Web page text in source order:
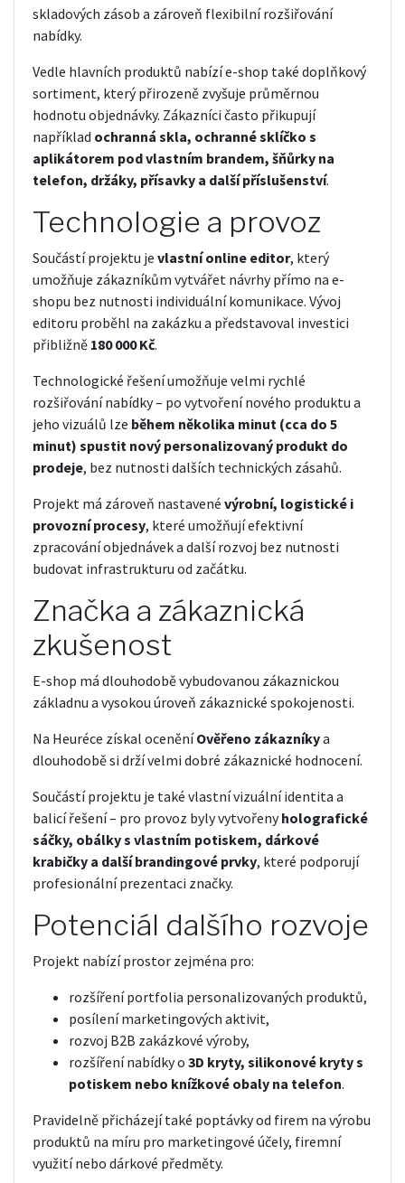
skladových zásob a zároveň flexibilní rozšiřování
nabídky.
Vedle hlavních produktů nabízí e-shop také doplňkový
sortiment, který přirozeně zvyšuje průměrnou
hodnotu objednávky. Zákazníci často přikupují
například ochranná skla, ochranné sklíčko s
aplikátorem pod vlastním brandem, šňůrky na
telefon, držáky, přísavky a další příslušenství.
Technologie a provoz
Součástí projektu je vlastní online editor, který
umožňuje zákazníkům vytvářet návrhy přímo na e-
shopu bez nutnosti individuální komunikace. Vývoj
editoru proběhl na zakázku a představoval investici
přibližně 180 000 Kč.
Technologické řešení umožňuje velmi rychlé
rozšiřování nabídky – po vytvoření nového produktu a
jeho vizuálů lze během několika minut (cca do 5
minut) spustit nový personalizovaný produkt do
prodeje, bez nutnosti dalších technických zásahů.
Projekt má zároveň nastavené výrobní, logistické i
provozní procesy, které umožňují efektivní
zpracování objednávek a další rozvoj bez nutnosti
budovat infrastrukturu od začátku.
Značka a zákaznická
zkušenost
E-shop má dlouhodobě vybudovanou zákaznickou
základnu a vysokou úroveň zákaznické spokojenosti.
Na Heuréce získal oceněníOvěřeno zákazníkya
dlouhodobě si drží velmi dobré zákaznické hodnocení.
Součástí projektu je také vlastní vizuální identita a
balicí řešení – pro provoz byly vytvořenyholografické
sáčky, obálky s vlastním potiskem, dárkové
krabičky a další brandingové prvky, které podporují
profesionální prezentaci značky.
Potenciál dalšího rozvoje
Projekt nabízí prostor zejména pro:
rozšíření portfolia personalizovaných produktů,
posílení marketingových aktivit,
rozvoj B2B zakázkové výroby,
rozšíření nabídky o 3D kryty, silikonové kryty s
potiskem nebo knížkové obaly na telefon.
Pravidelně přicházejí také poptávky od firem na výrobu
produktů na míru pro marketingové účely, firemní
využití nebo dárkové předměty.